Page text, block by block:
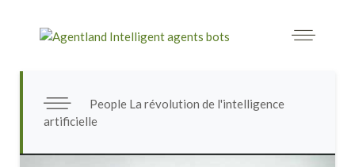
People La révolution de l'intelligence
artificielle